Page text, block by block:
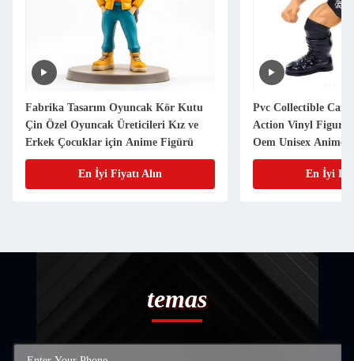
Fabrika Tasarım Oyuncak Kör Kutu
Çin Özel Oyuncak Üreticileri Kız ve
Erkek Çocuklar için Anime Figürü
En İyi Fiyatı Alın
Pvc Collectible
Action Vinyl Figure
Oem Unisex Anime
Logo Personalized
En İyi
temas